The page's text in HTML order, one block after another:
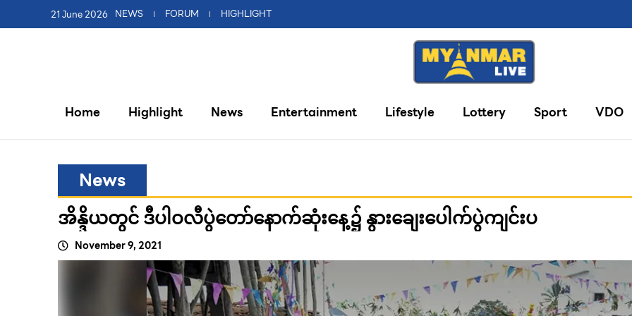
21 June 2026 NEWS FORUM HIGHLIGHT
Home Highlight News Entertainment Lifestyle Lottery Sport VDO
News
အိန္ဒိယတွင် ဒီပါဝလီပွဲတော်နောက်ဆုံးနေ့၌ နွားချေးပေါက်ပွဲကျင်းပ
November 9, 2021